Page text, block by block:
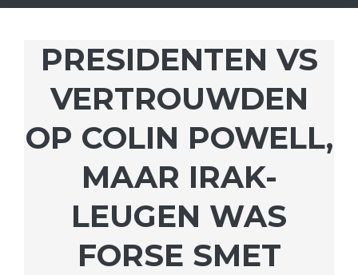
PRESIDENTEN VS
VERTROUWDEN
OP COLIN POWELL,
MAAR IRAK-
LEUGEN WAS
FORSE SMET